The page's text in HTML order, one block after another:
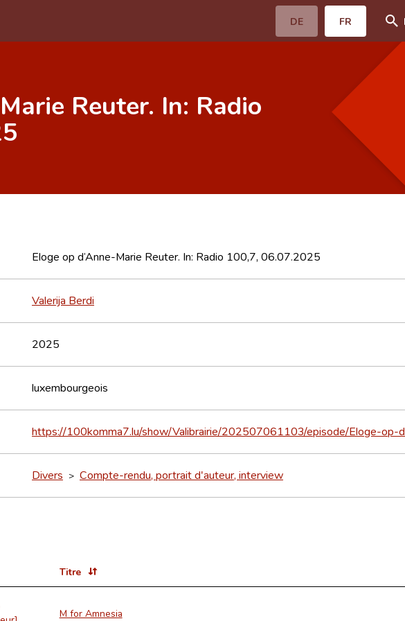
DE FR
Reuter. In: Radio
Eloge op d’Anne-Marie Reuter. In: Radio 100,7, 06.07.2025
Valerija Berdi
2025
luxembourgeois
https://100komma7.lu/show/Valibrairie/202507061103/episode/Eloge-op-
Divers > Compte-rendu, portrait d'auteur, interview
Titre
M for Amnesia